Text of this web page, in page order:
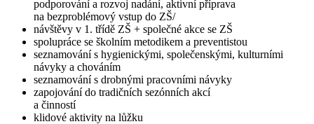
podporování a rozvoj nadání, aktivní příprava
na bezproblémový vstup do ZŠ/
návštěvy v 1. třídě ZŠ + společné akce se ZŠ
spolupráce se školním metodikem a preventistou
seznamování s hygienickými, společenskými, kulturními
návyky a chováním
seznamování s drobnými pracovními návyky
zapojování do tradičních sezónních akcí
a činností
klidové aktivity na lůžku